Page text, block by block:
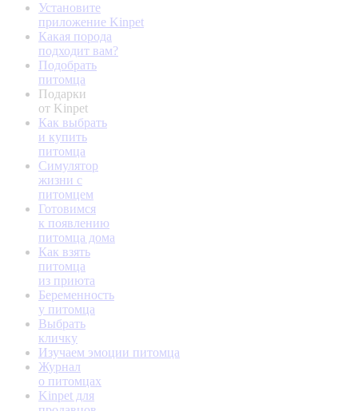
Установите
приложение Kinpet
Какая порода
подходит вам?
Подобрать
питомца
Подарки
от Kinpet
Как выбрать
и купить
питомца
Симулятор
жизни с
питомцем
Готовимся
к появлению
питомца дома
Как взять
питомца
из приюта
Беременность
у питомца
Выбрать
кличку
Изучаем эмоции питомца
Журнал
о питомцах
Kinpet для